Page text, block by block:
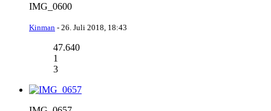
IMG_0600
Kinman - 26. Juli 2018, 18:43
47.640
1
3